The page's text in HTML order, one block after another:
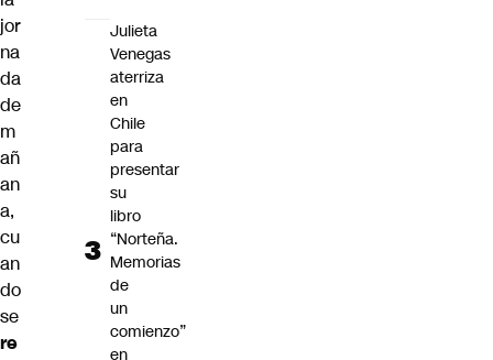
jor
na
da
de
m
añ
an
a,
cu
an
do
se
re
Julieta
Venegas
aterriza
en
Chile
para
presentar
su
libro
“Norteña.
Memorias
de
un
comienzo”
en